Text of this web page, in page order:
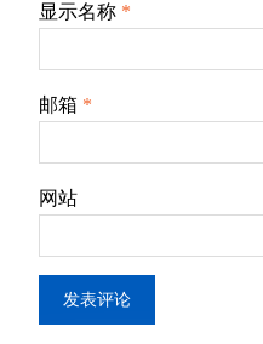
显示名称 *
邮箱 *
网站